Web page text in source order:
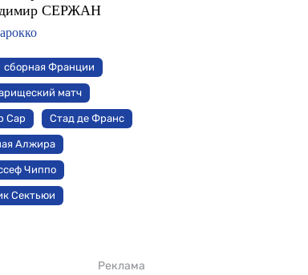
СЕРЖАН
сборная Франции
матч
Сар Стад де Франс
Алжира
Чиппо
Сектьюи
Реклама